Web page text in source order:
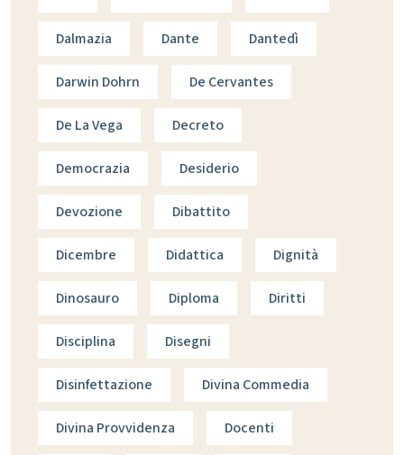
Dalmazia Dante Dantedì
Darwin Dohrn De Cervantes
De La Vega Decreto
Democrazia Desiderio
Devozione Dibattito
Dicembre Didattica Dignità
Dinosauro Diploma Diritti
Disciplina Disegni
Disinfettazione Divina Commedia
Divina Provvidenza Docenti